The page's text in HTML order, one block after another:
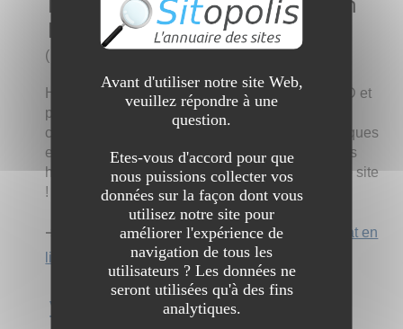
High Five CBD Magasin CBD en
France
(
High
e CBD est un magasin de cannabis CBD et
propose une large offre de produit à base de
cannabidiol. Nous disposons de plusieurs boutiques
en France ainsi qu'un site internet. Retrouver nos
huiles, fleurs et crèmes à base de CBD sur notre site
!
➔ Catégorie : Commerce et économie
Achat en
ligne
Voir l'interview du site High Five
Avant d'utiliser notre site Web,
veuillez répondre à une
question.
Etes-vous d'accord pour que
nous puissions collecter vos
données sur la façon dont vous
utilisez notre site pour
améliorer l'expérience de
navigation de tous les
utilisateurs ? Les données ne
seront utilisées qu'à des fins
analytiques.